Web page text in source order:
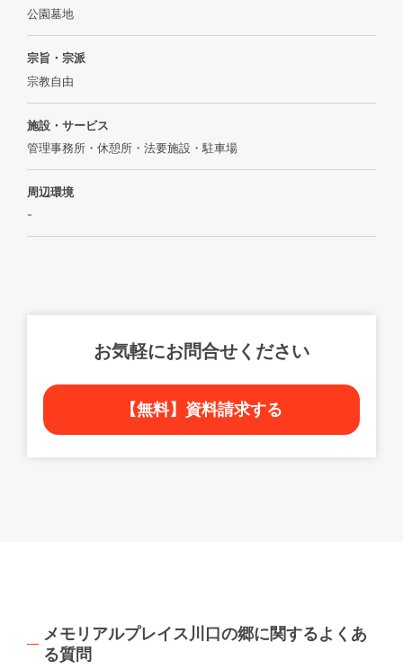
公園墓地
宗旨・宗派
宗教自由
施設・サービス
管理事務所・休憩所・法要施設・駐車場
周辺環境
-
お気軽にお問合せください
【無料】資料請求する
メモリアルプレイス川口の郷に関するよくあ
る質問